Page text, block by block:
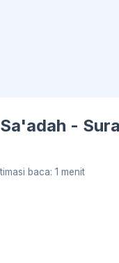
-
baca: 1 menit